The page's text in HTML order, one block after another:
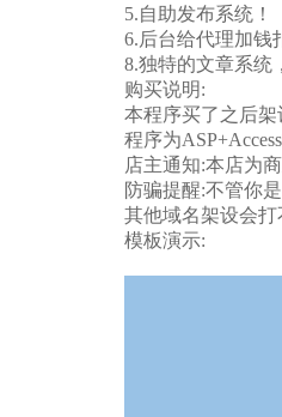
5.自助发布系统！
6.后台给代理加钱
8.独特的文章系统
购买说明:
本程序买了之后
程序为
店主通知:本店为
防骗提醒:不管你
其他域名架设会打
模板演示: